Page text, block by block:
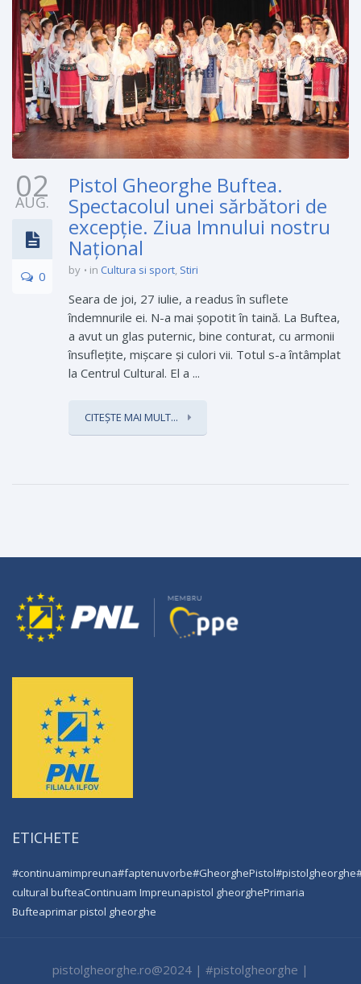
02
AUG.
0
Pistol Gheorghe Buftea.
Spectacolul unei sărbători de
excepţie. Ziua Imnului nostru
Naţional
by in Cultura si sport, Stiri
Seara de joi, 27 iulie, a readus în suflete
îndemnurile ei. N-a mai șopotit în taină. La Buftea,
a avut un glas puternic, bine conturat, cu armonii
însufleţite, mişcare şi culori vii. Totul s-a întâmplat
la Centrul Cultural. El a ...
CITEȘTE MAI MULT...
ETICHETE
#continuamimpreuna#faptenuvorbe#GheorghePistol#pistolgheorghe
cultural bufteaContinuam Impreunapistol gheorghePrimaria
Bufteaprimar pistol gheorghe
pistolgheorghe.ro@2024 | #pistolgheorghe |